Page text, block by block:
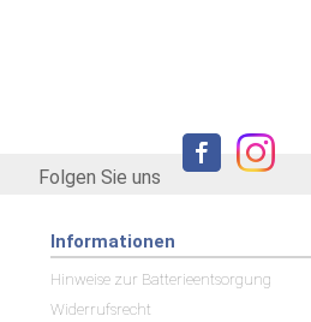
Folgen Sie uns
Informationen
Hinweise zur Batterieentsorgung
Widerrufsrecht